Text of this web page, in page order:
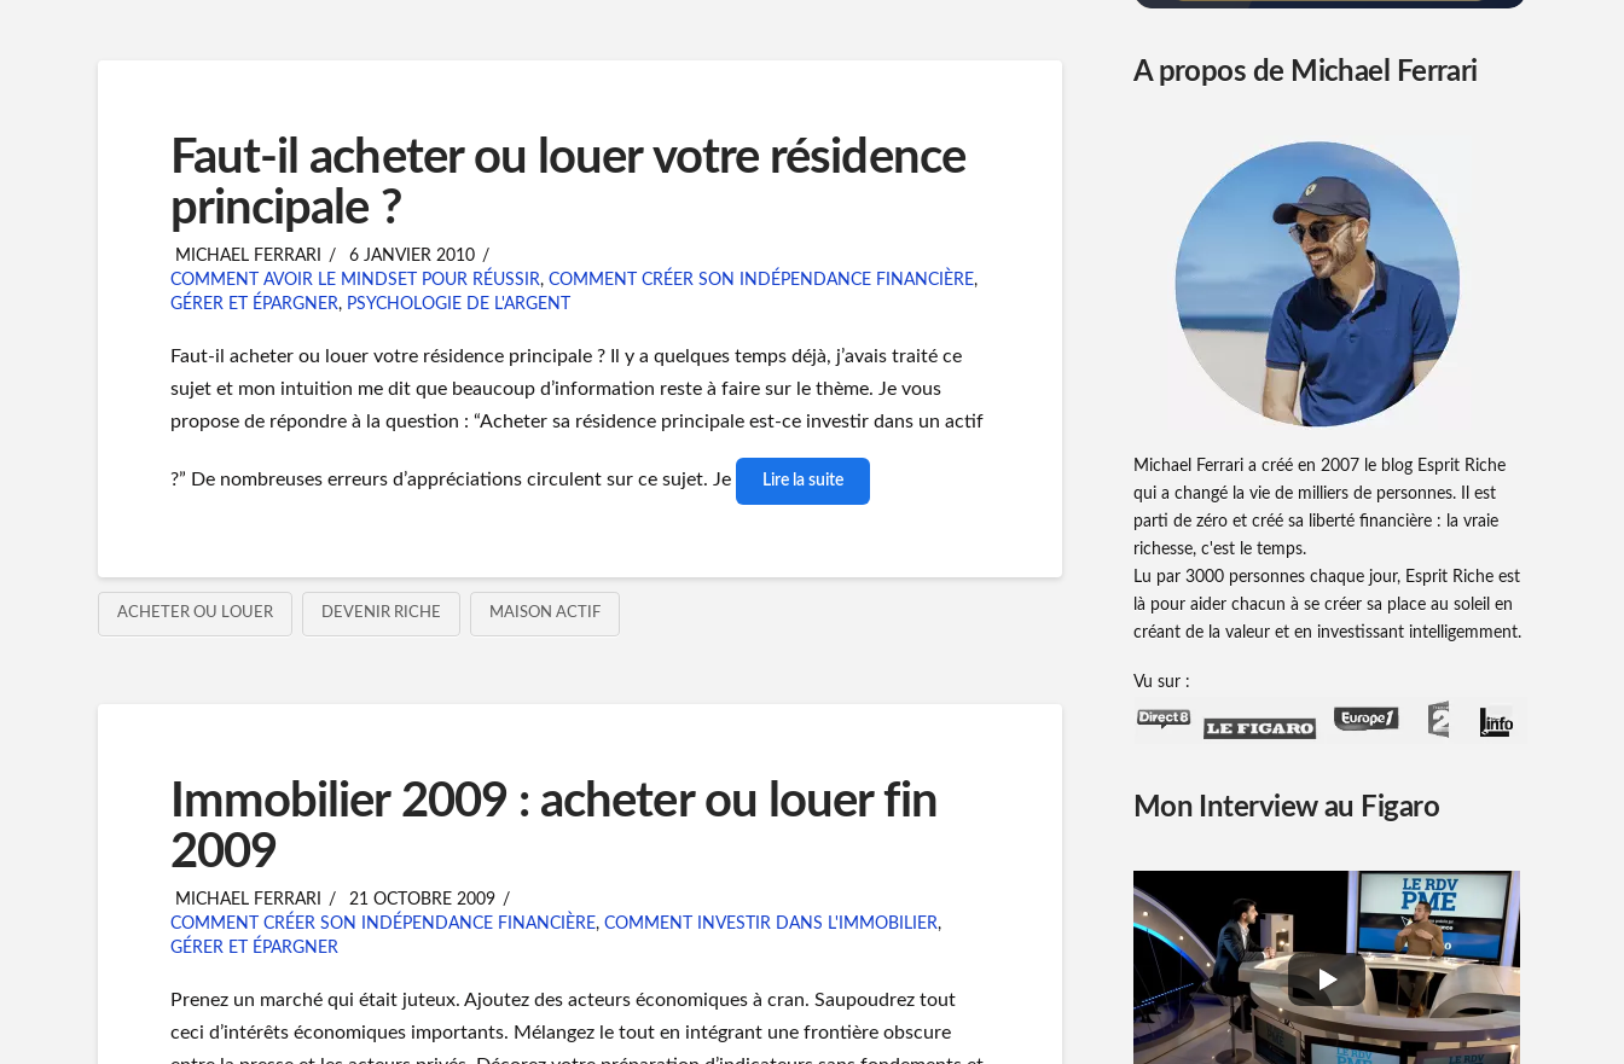
Faut-il acheter ou louer votre résidence
principale ?
MICHAEL FERRARI
6 JANVIER 2010
COMMENT AVOIR LE MINDSET POUR RÉUSSIR, COMMENT CRÉER SON INDÉPENDANCE FINANCIÈRE,
GÉRER ET ÉPARGNER, PSYCHOLOGIE DE L'ARGENT
Faut-il acheter ou louer votre résidence principale ? Il y a quelques temps déjà, j’avais traité ce
sujet et mon intuition me dit que beaucoup d’information reste à faire sur le thème. Je vous
propose de répondre à la question : “Acheter sa résidence principale est-ce investir dans un actif
?” De nombreuses erreurs d’appréciations circulent sur ce sujet. Je Lire la suite
ACHETER OU LOUER DEVENIR RICHE MAISON ACTIF
Immobilier 2009 : acheter ou louer fin
2009
MICHAEL FERRARI
21 OCTOBRE 2009
COMMENT CRÉER SON INDÉPENDANCE FINANCIÈRE, COMMENT INVESTIR DANS L'IMMOBILIER,
GÉRER ET ÉPARGNER
Prenez un marché qui était juteux. Ajoutez des acteurs économiques à cran. Saupoudrez tout
ceci d’intérêts économiques importants. Mélangez le tout en intégrant une frontière obscure
A propos de Michael Ferrari
Michael Ferrari a créé en 2007 le blog Esprit Riche
qui a changé la vie de milliers de personnes. Il est
parti de zéro et créé sa liberté financière : la vraie
richesse, c'est le temps.
Lu par 3000 personnes chaque jour, Esprit Riche est
là pour aider chacun à se créer sa place au soleil en
créant de la valeur et en investissant intelligemment.
Vu sur :
Mon Interview au Figaro